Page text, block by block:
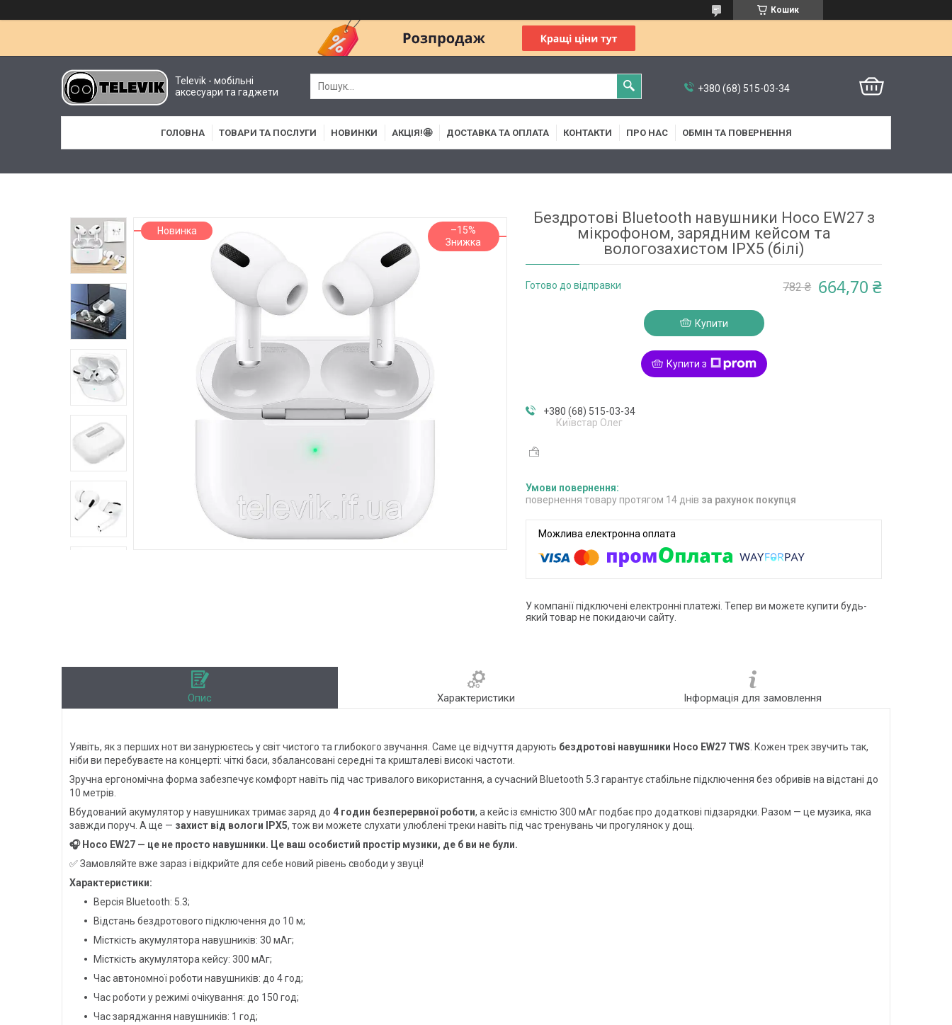
Кошик
Televik - мобільні
аксесуари та гаджети
+380 (68) 515-03-34
ГОЛОВНА ТОВАРИ ТА ПОСЛУГИ НОВИНКИ АКЦІЯ!🤩 ДОСТАВКА ТА ОПЛАТА КОНТАКТИ ПРО НАС ОБМІН ТА ПОВЕРНЕННЯ
Новинка –15%
Бездротові Bluetooth навушники Hoco EW27 з
мікрофоном, зарядним кейсом та
вологозахистом IPX5 (білі)
Готово до відправки 782 ₴ 664,70 ₴
Купити
Купити з
+380 (68) 515-03-34
Київстар Олег
повернення товару протягом 14 днів за рахунок покупця
У компанії підключені електронні платежі. Тепер ви можете купити будь-
який товар не покидаючи сайту.
Опис Характеристики Інформація для замовлення
Уявіть, як з перших нот ви занурюєтесь у світ чистого та глибокого звучання. Саме це відчуття дарують бездротові навушники Hoco EW27 TWS . Кожен трек звучить так,
ніби ви перебуваєте на концерті: чіткі баси, збалансовані середні та кришталеві високі частоти.
Зручна ергономічна форма забезпечує комфорт навіть під час тривалого використання, а сучасний Bluetooth 5.3 гарантує стабільне підключення без обривів на відстані до
10 метрів.
Вбудований акумулятор у навушниках тримає заряд до 4 годин безперервної роботи, а кейс із ємністю 300 мАг подбає про додаткові підзарядки. Разом — це музика, яка
завжди поруч. А ще — захист від вологи IPX5, тож ви можете слухати улюблені треки навіть під час тренувань чи прогулянок у дощ.
🎧 Hoco EW27 — це не просто навушники. Це ваш особистий простір музики, де б ви не були.
✅ Замовляйте вже зараз і відкрийте для себе новий рівень свободи у звуці!
Характеристики:
Версія Bluetooth: 5.3;
Відстань бездротового підключення до 10 м;
Місткість акумулятора навушників: 30 мАг;
Місткість акумулятора кейсу: 300 мАг;
Час автономної роботи навушників: до 4 год;
Час роботи у режимі очікування: до 150 год;
Час заряджання навушників: 1 год;